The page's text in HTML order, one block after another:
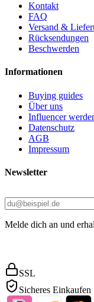
Kontakt
FAQ
Versand &
Rücksendungen
Beschwerden
Informationen
Buying guides
Über uns
Influencer
Datenschutz
AGB
Impressum
Newsletter
Melde dich an und
SSL
Sicheres Einkaufen